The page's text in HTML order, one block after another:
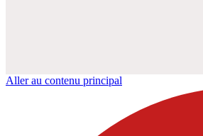
Aller au contenu principal